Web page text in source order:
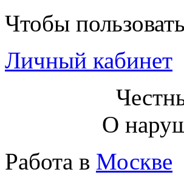
Чтобы
Личный кабинет
О
Работа в Москве